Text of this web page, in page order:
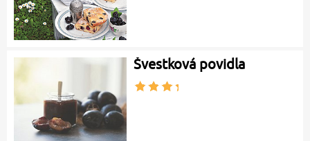
Švestková povidla